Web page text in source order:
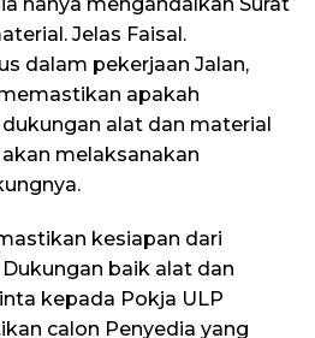
Jelas Faisal.
dalam pekerjaan Jalan,
apakah
alat dan material
melaksanakan
kesiapan dari
baik alat dan
kepada Pokja ULP
calon Penyedia yang